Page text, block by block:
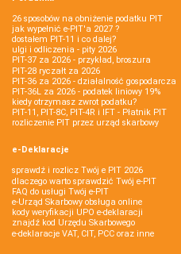
26 sposobów na obniżenie podatku PIT
jak wypełnić e-PIT'a 2027 ?
dostałem PIT-11 i co dalej?
ulgi i odliczenia - pity 2026
PIT-37 za 2026 - przykład, broszura
PIT-28 ryczałt za 2026
PIT-36 za 2026 - działalność gospodarcza
PIT-36L za 2026 - podatek liniowy 19%
kiedy otrzymasz zwrot podatku?
PIT-11, PIT-8C, PIT-4R i IFT - Płatnik PIT
rozliczenie PIT przez urząd skarbowy
e-Deklaracje
sprawdź i rozlicz Twój e PIT 2026
dlaczego warto sprawdzić Twój e-PIT
FAQ do usługi Twój e-PIT
e-Urząd Skarbowy obsługa online
kody weryfikacji UPO e-deklaracji
znajdź kod Urzędu Skarbowego
e-deklaracje VAT, CIT, PCC oraz inne